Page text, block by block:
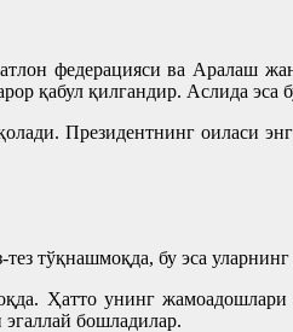
федерацияси ва Аралаш
қабул қилгандир. Аслида
Президентнинг оиласи
тўқнашмоқда, бу эса
Ҳатто унинг
бошладилар.